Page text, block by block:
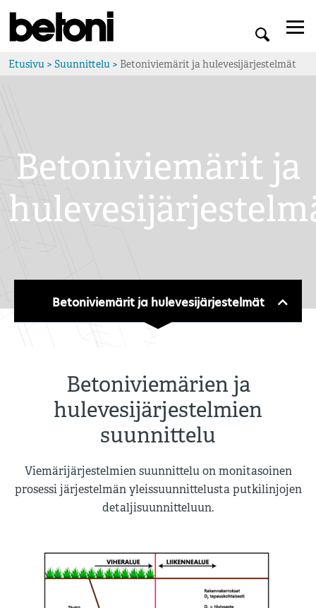
Etusivu > Suunnittelu > Betoniviemärit ja hulevesijärjestelmät
Betoniviemärit ja
Betoniviemärit ja hulevesijärjestelmät
Betoniviemärien ja
hulevesijärjestelmien
suunnittelu
Viemärijärjestelmien suunnittelu on monitasoinen
prosessi järjestelmän yleissuunnittelusta putkilinjojen
detaljisuunnitteluun.